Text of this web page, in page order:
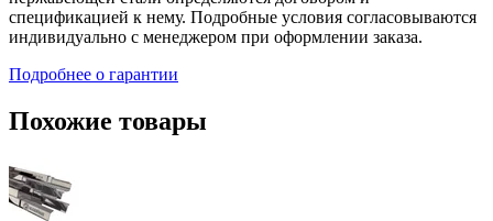
спецификацией к нему. Подробные условия согласовываются
индивидуально с менеджером при оформлении заказа.
Подробнее о гарантии
Похожие товары